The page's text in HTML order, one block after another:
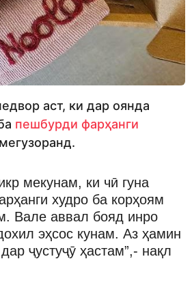
аст, ки дар оянда
пешбурди фарҳанги
мекунам, ки чӣ гуна
худро ба корҳоям
Вале аввал бояд инро
эҳсос кунам. Аз ҳамин
ҷустуҷӯ ҳастам”,- нақл